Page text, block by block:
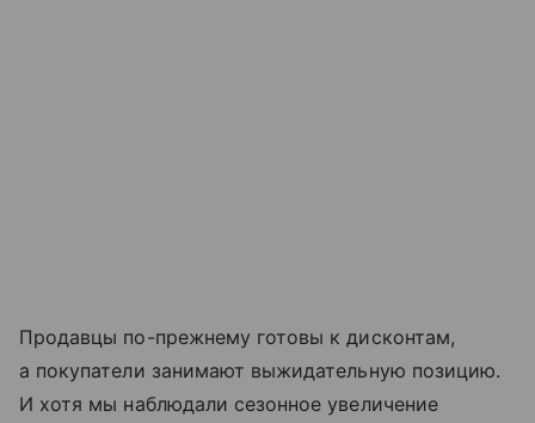
Продавцы по-прежнему готовы к дисконтам,
а покупатели занимают выжидательную позицию.
И хотя мы наблюдали сезонное увеличение